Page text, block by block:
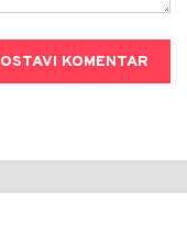
OSTAVI KOMENTAR